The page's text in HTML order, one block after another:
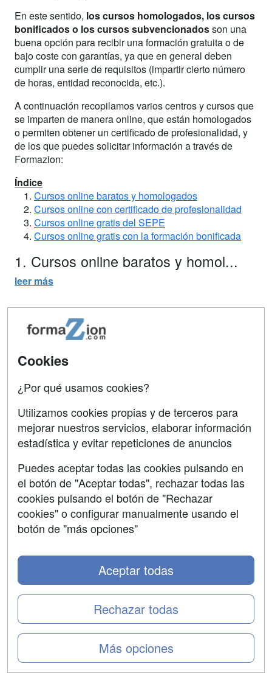
En este sentido, los cursos homologados, los cursos
bonificados o los cursos subvencionadosson una
buena opción para recibir una formación gratuita o de
bajo coste con garantías, ya que en general deben
cumplir una serie de requisitos (impartir cierto número
de horas, entidad reconocida, etc.).
A continuación recopilamos varios centros y cursos que
se imparten de manera online, que están homologados
o permiten obtener un certificado de profesionalidad, y
de los que puedes solicitar información a través de
Formazion:
Índice
Cursos online baratos y homologados
Cursos online con certificado de profesionalidad
Cursos online gratis del SEPE
Cursos online gratis con la formación bonificada
1. Cursos online baratos y homol...
leer más
EmpleoFormación continua
TrabajadorCursosOnline
Cursos de verano de la Universidad
Pontificia Comillas
Se celebran durante los meses de junio y julio y
permiten conseguir créditos universitarios ECTS.
¿Buscas una manera de continuar formándote durante
el verano? Si eres estudiante de 3º o 4º curso de Grado,
laUniversidad Pontificia Comillastiene abierto el plazo
de inscripción en suscursos de verano
durante los meses de junio y julio. Los cursos tienen
Cookies
¿Por qué usamos cookies?
Utilizamos cookies propias y de terceros para
mejorar nuestros servicios, elaborar información
estadística y evitar repeticiones de anuncios
Puedes aceptar todas las cookies pulsando en
el botón de "Aceptar todas", rechazar todas las
cookies pulsando el botón de "Rechazar
cookies" o configurar manualmente usando el
botón de "más opciones"
Más opciones
Rechazar todas
Aceptar todas